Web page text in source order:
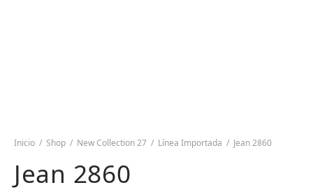
Inicio / Shop / New Collection 27 / Línea Importada / Jean 2860
Jean 2860